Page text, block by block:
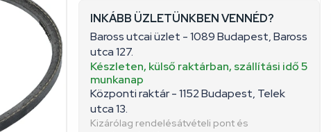
INKÁBB ÜZLETÜNKBEN VENNÉD?
Baross utcai üzlet - 1089 Budapest, Baross
utca 127.
Készleten, külső raktárban, szállítási idő 5
munkanap
Központi raktár - 1152 Budapest, Telek
utca 13.
Kizárólag rendelésátvételi pont és